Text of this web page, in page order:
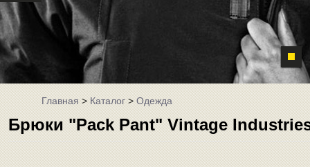
Главная>Каталог>Одежда
Брюки "Pack Pant" Vintage